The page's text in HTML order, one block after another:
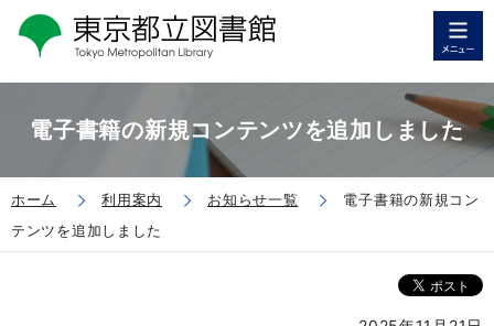
電子書籍の新規コンテンツを追加しました
ホーム 利用案内 お知らせ一覧
電子書籍の新規コン
テンツを追加しました